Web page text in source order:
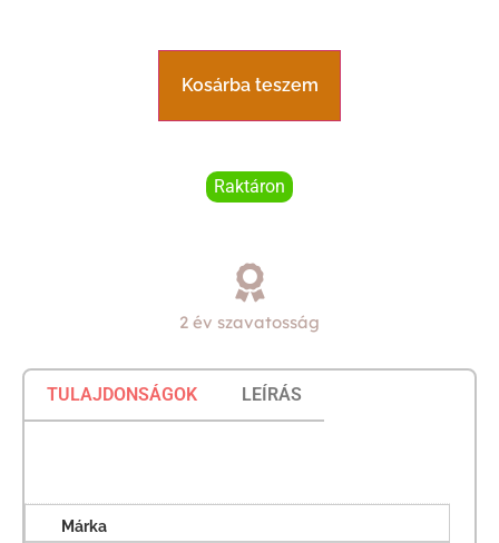
Kosárba teszem
Raktáron
2 év szavatosság
TULAJDONSÁGOK LEÍRÁS
Márka